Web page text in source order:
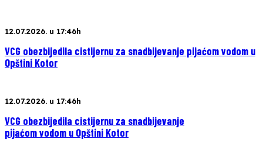
12.07.2026. u 17:46h
VCG obezbijedila cistijernu za snadbijevanje pijaćom vodom u
Opštini Kotor
12.07.2026. u 17:46h
VCG obezbijedila cistijernu za snadbijevanje
pijaćom vodom u Opštini Kotor